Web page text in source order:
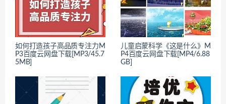
如何打造孩子高品质专注力M
P3百度云网盘下载[MP3/45.7
5MB]
儿童启蒙科学《这是什么》M
P4百度云网盘下载[MP4/6.88
GB]